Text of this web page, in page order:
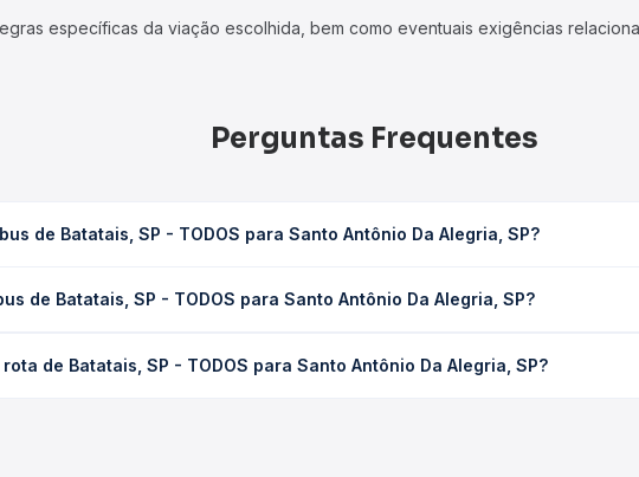
específicas da viação escolhida, bem como eventuais exigências
Perguntas Frequentes
de Batatais, SP - TODOS para Santo Antônio Da Alegria, SP?
de tráfego. Na Quero Passagem você consulta os horários
de Batatais, SP - TODOS para Santo Antônio Da Alegria, SP?
da compra. Na Quero Passagem você compara os preços de todas as
de Batatais, SP - TODOS para Santo Antônio Da Alegria, SP?